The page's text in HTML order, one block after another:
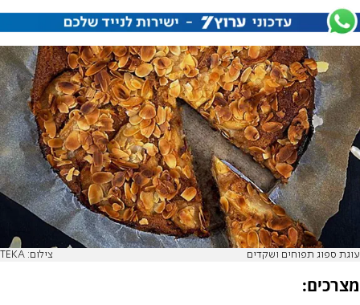
עוגת ספוג תפוחים ושקדים צילום: TEKA
מצרכים: